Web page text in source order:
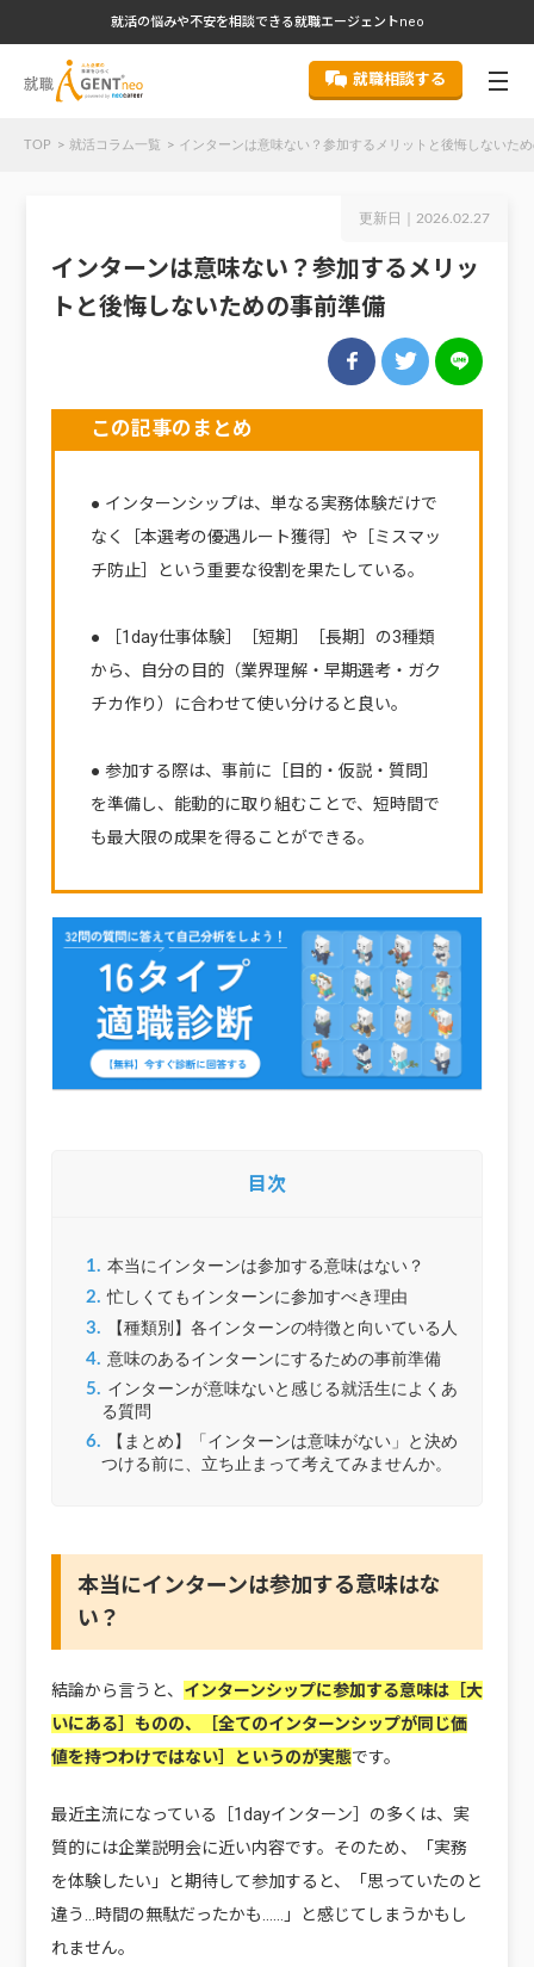
就活の悩みや不安を相談できる就職エージェントneo
就職相談する
TOP 就活コラム一覧 インターンは意味ない？参加するメリットと後悔しないた
更新日｜ 2026.02.27
インターンは意味ない？参加するメリッ
トと後悔しないための事前準備
この記事のまとめ
● インターンシップは、単なる実務体験だけで
なく［本選考の優遇ルート獲得］や［ミスマッ
チ防止］という重要な役割を果たしている。
● ［1day仕事体験］［短期］［長期］の3種類
から、自分の目的（業界理解・早期選考・ガク
チカ作り）に合わせて使い分けると良い。
● 参加する際は、事前に［目的・仮説・質問］
を準備し、能動的に取り組むことで、短時間で
も最大限の成果を得ることができる。
目次
1. 本当にインターンは参加する意味はない？
2. 忙しくてもインターンに参加すべき理由
3. 【種類別】各インターンの特徴と向いている人
4. 意味のあるインターンにするための事前準備
5. インターンが意味ないと感じる就活生によくあ
る質問
6. 【まとめ】「インターンは意味がない」と決め
つける前に、立ち止まって考えてみませんか。
本当にインターンは参加する意味はな
い？
結論から言うと、 インターンシップに参加する意味は［大
いにある］ものの、［全てのインターンシップが同じ価
値を持つわけではない］というのが実態です。
最近主流になっている［1dayインターン］の多くは、実
質的には企業説明会に近い内容です。そのため、「実務
を体験したい」と期待して参加すると、「思っていたのと
違う…時間の無駄だったかも……」と感じてしまうかもし
れません。